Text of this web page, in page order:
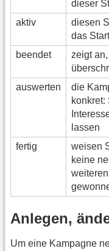
dieser
aktiv
diesen
das
beendet
zeigt
auswerten
die
konkret:
lassen
fertig
weisen
keine
Anlegen,
Um eine Kampagne